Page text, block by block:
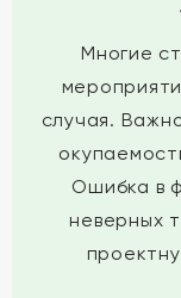
Многие
случая.
Ошибка в
неверных